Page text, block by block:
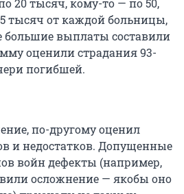
тысяч от каждой больницы,
большие выплаты составили
оценили страдания 93-
погибшей.
по-другому оценил
и недостатков. Допущенные
войн дефекты (например,
осложнение — якобы оно